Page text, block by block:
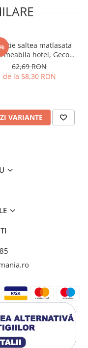
saltea matlasata
hotel, Gecor,
Alba
62,69 RON
de la 58,30 RON
VARIANTE